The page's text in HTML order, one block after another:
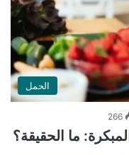
الحمل
266
ما الحقيقة؟